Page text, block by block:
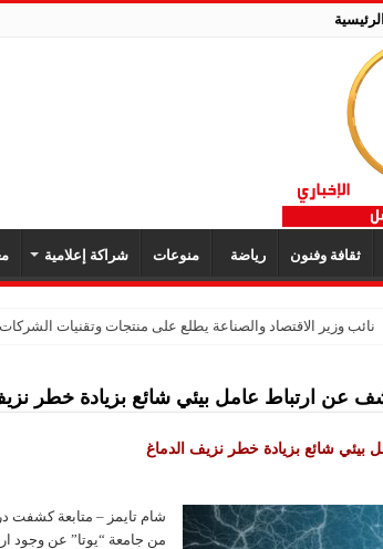
الرئيسية
ثقافة وفنون رياضة منوعات شراكة إعلامية
نائب وزير الاقتصاد والصناعة يطلع على منتجات وتقنيات الشركات
عن ارتباط عامل بيئي شائع بزيادة خطر
بيئي شائع بزيادة خطر نزيف الدماغ
شام تايمز – متابعة كشفت
من جامعة “يوتا” عن وجود